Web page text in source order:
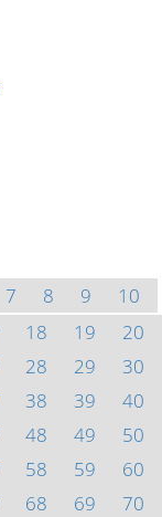
7 8 9
10
18 19
20
28 29
30
38 39
40
48 49
50
58 59
60
68 69
70